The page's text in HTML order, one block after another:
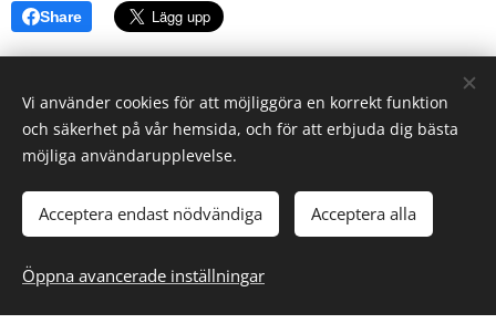
Share
Vi använder cookies för att möjliggöra en korrekt funktion
och säkerhet på vår hemsida, och för att erbjuda dig bästa
möjliga användarupplevelse.
Acceptera endast nödvändiga Acceptera alla
Öppna avancerade inställningar